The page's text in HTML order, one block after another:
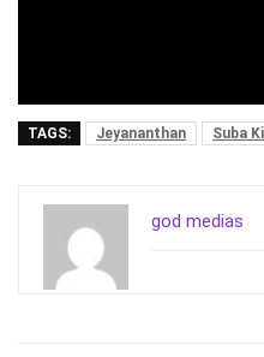
TAGS: Jeyananthan Suba
god medias